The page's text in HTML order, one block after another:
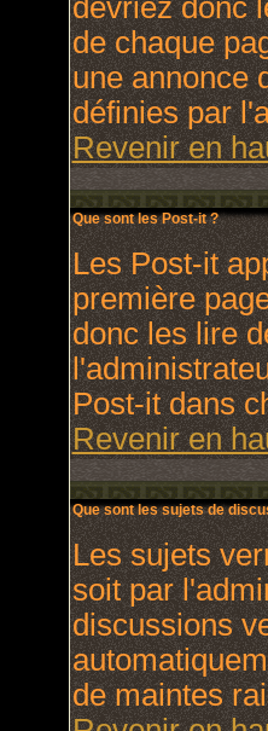
devriez donc
de chaque
une annonce
définies par
Revenir en
Que sont les Post-it ?
Les Post-it
première
donc les lire
Post-it dans
Revenir en
Que sont les sujets de
Les sujets
soit par
discussions
de maintes